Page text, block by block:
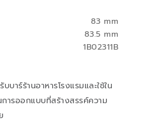
าร์ร้านอาหารโรงแรมและใช้ใน
ารออกแบบที่สร้างสรรค์ความ
83 mm
83.5 mm
1B02311B